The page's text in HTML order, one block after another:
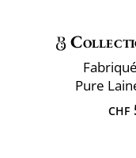
Pure
CHF